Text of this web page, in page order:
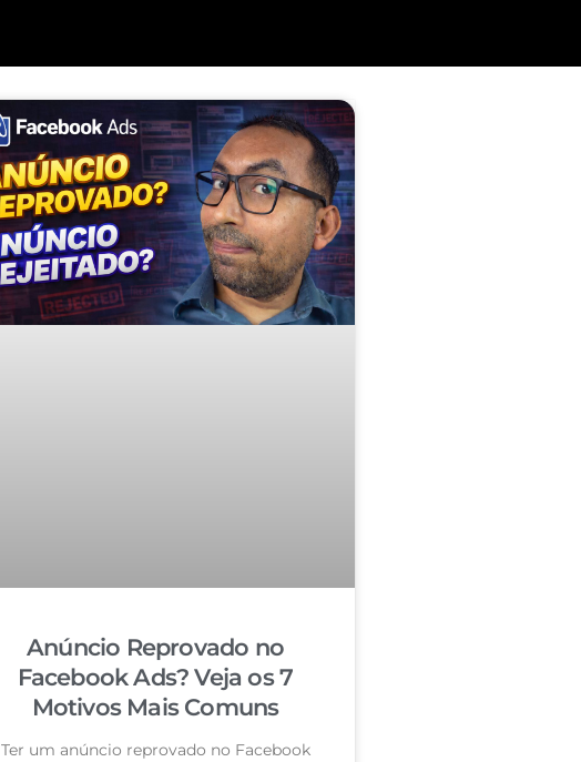
Anúncio Reprovado no
Facebook Ads? Veja os 7
Motivos Mais Comuns
Ter um anúncio reprovado no Facebook